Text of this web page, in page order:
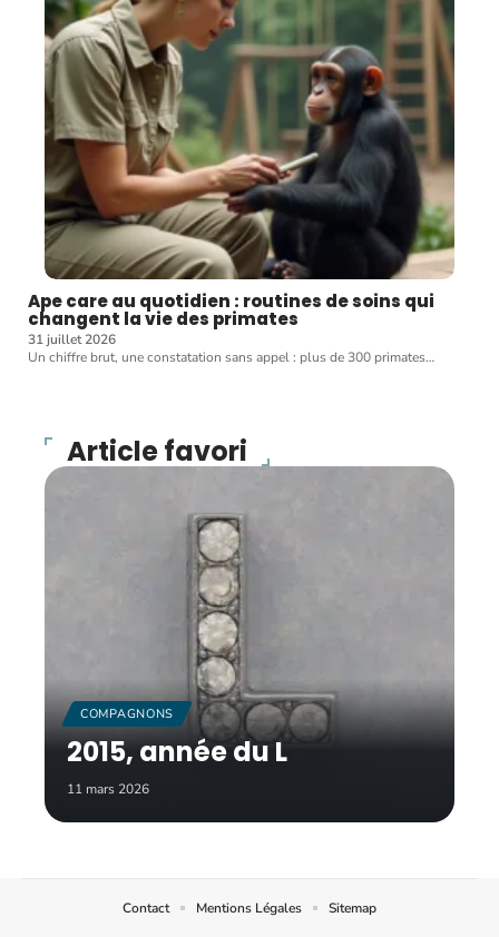
Ape care au quotidien : routines de soins qui
changent la vie des primates
31 juillet 2026
Un chiffre brut, une constatation sans appel : plus de 300 primates…
Article favori
COMPAGNONS
2015, année du L
11 mars 2026
Contact Mentions Légales Sitemap